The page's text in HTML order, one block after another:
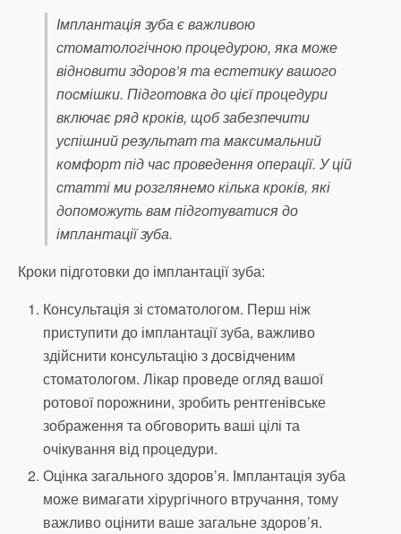
Імплантація зуба є важливою
стоматологічною процедурою, яка може
відновити здоров’я та естетику вашого
посмішки. Підготовка до цієї процедури
включає ряд кроків, щоб забезпечити
успішний результат та максимальний
комфорт під час проведення операції. У цій
статті ми розглянемо кілька кроків, які
допоможуть вам підготуватися до
імплантації зуба.
Кроки підготовки до імплантації зуба:
Консультація зі стоматологом. Перш ніж
приступити до імплантації зуба, важливо
здійснити консультацію з досвідченим
стоматологом. Лікар проведе огляд вашої
ротової порожнини, зробить рентгенівське
зображення та обговорить ваші цілі та
очікування від процедури.
Оцінка загального здоров’я. Імплантація зуба
може вимагати хірургічного втручання, тому
важливо оцінити ваше загальне здоров’я.